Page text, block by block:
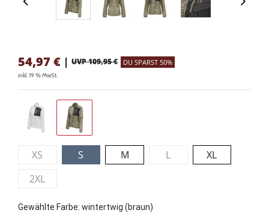
54,97 € | UVP 109,95 € DU SPARST 50%
inkl. 19 % MwSt.
XS S M L
XL
2XL
Gewählte Farbe: wintertwig (braun)